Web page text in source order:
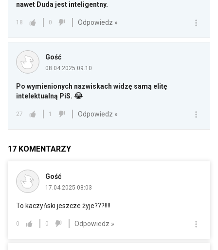
nawet Duda jest inteligentny.
18 0 Odpowiedz »
Gość
08.04.2025 09:10
Po wymienionych nazwiskach widzę samą elitę
intelektualną PiS. 😂
27 1 Odpowiedz »
17 KOMENTARZY
Gość
17.04.2025 08:03
To kaczyński jeszcze żyje???!!!!
0 0 Odpowiedz »